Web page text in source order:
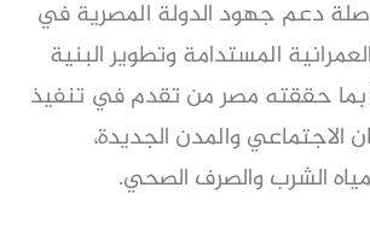
دعم جهود الدولة المصرية في
المستدامة وتطوير البنية
بما حققته مصر من تقدم في تنفيذ
الاجتماعي والمدن الجديدة،
الشرب والصرف الصحي.